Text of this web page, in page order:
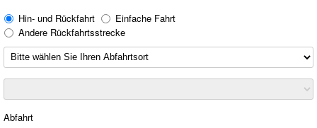
Hin- und Rückfahrt
Einfache Fahrt
Andere Rückfahrtsstrecke
Abfahrt